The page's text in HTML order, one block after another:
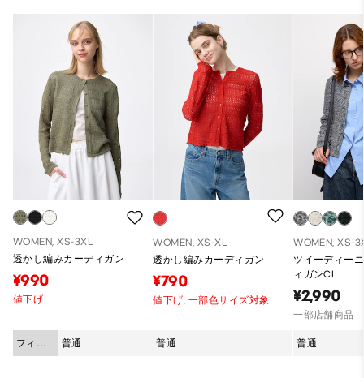
WOMEN, XS-3XL
透かし編みカーディガン
¥990
値下げ
フィッ
ト
普通
WOMEN, XS-XL
透かし編みカーディガン
¥790
値下げ, 一部色サイズ対象
普通
WOMEN, XS-
ツイーディー
ィガンCL
¥2,990
一部店舗商品
普通